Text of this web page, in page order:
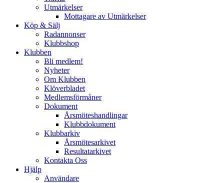
Utmärkelser
Mottagare av Utmärkelser
Köp & Sälj
Radannonser
Klubbshop
Klubben
Bli medlem!
Nyheter
Om Klubben
Klöverbladet
Medlemsförmåner
Dokument
Årsmöteshandlingar
Klubbdokument
Klubbarkiv
Årsmötesarkivet
Resultatarkivet
Kontakta Oss
Hjälp
Användare